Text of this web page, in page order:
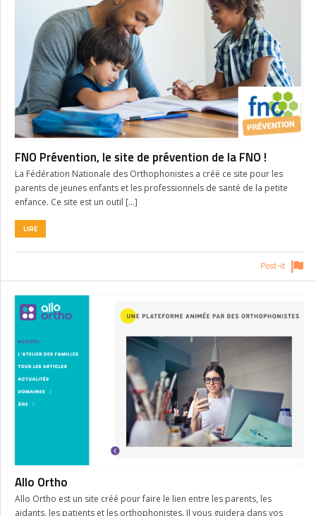
FNO Prévention, le site de prévention de la FNO !
La Fédération Nationale des Orthophonistes a créé ce site pour les
parents de jeunes enfants et les professionnels de santé de la petite
enfance. Ce site est un outil […]
LIRE
Post-it
Allo Ortho
Allo Ortho est un site créé pour faire le lien entre les parents, les
aidants, les patients et les orthophonistes. Il vous guidera dans vos